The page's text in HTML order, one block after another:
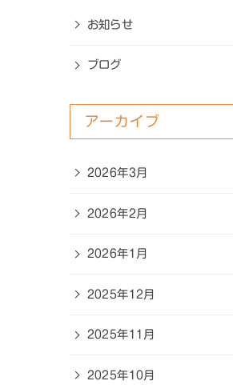
お知らせ
ブログ
アーカイブ
2026年3月
2026年2月
2026年1月
2025年12月
2025年11月
2025年10月